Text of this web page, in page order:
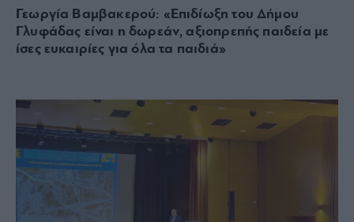
Γεωργία Βαμβακερού: «Επιδίωξη του Δήμου
Γλυφάδας είναι η δωρεάν, αξιοπρεπής παιδεία με
ίσες ευκαιρίες για όλα τα παιδιά»